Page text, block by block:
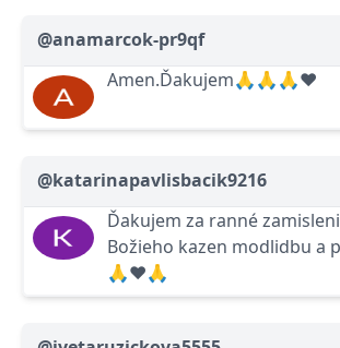
@anamarcok-pr9qf
Amen.Ďakujem🙏🙏🙏❤️
@katarinapavlisbacik9216
Ďakujem za ranné
Božieho kazen modlidbu a
🙏❤️🙏